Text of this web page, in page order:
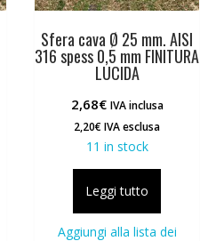
Sfera cava Ø 25 mm. AISI
316 spess 0,5 mm FINITURA
LUCIDA
2,68€ IVA inclusa
2,20€IVA esclusa
11 in stock
Leggi tutto
Aggiungi alla lista dei